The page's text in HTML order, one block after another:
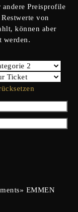
Preisprofile
von
können aber
werden.
EMMEN